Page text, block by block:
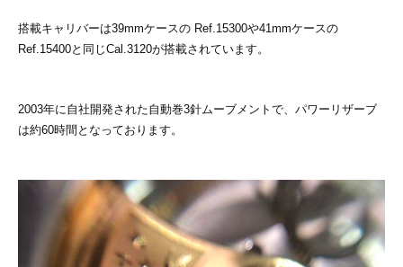
搭載キャリバーは39mmケースの Ref.15300や41mmケースの
Ref.15400と同じCal.3120が搭載されています。
2003年に自社開発された自動巻3針ムーブメントで、パワーリザーブ
は約60時間となっております。